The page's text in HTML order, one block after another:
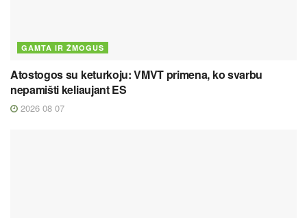
GAMTA IR ŽMOGUS
Atostogos su keturkoju: VMVT primena, ko svarbu
nepamišti keliaujant ES
2026 08 07